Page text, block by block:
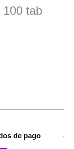
100 tab
de pago